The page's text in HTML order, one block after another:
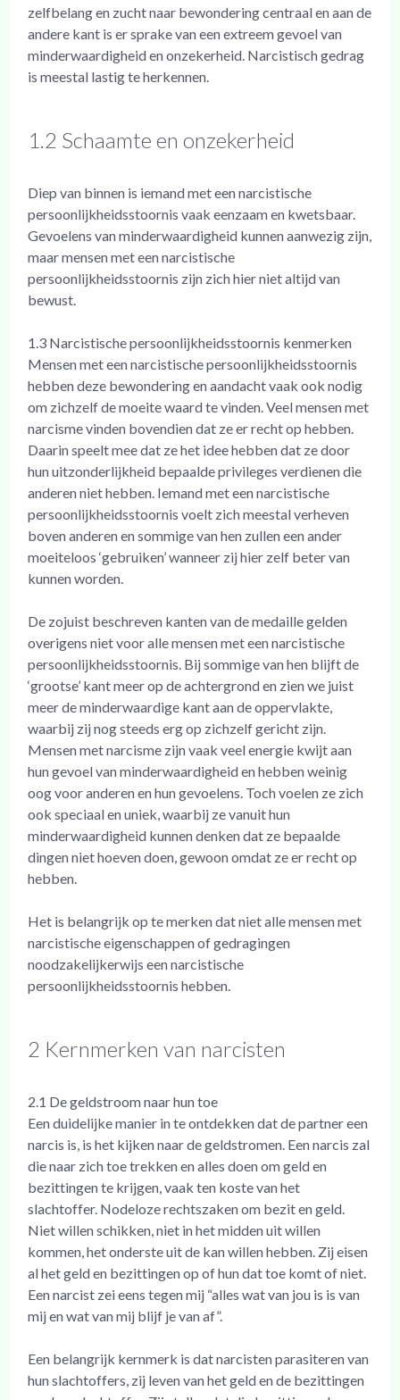
zelfbelang en zucht naar bewondering centraal en aan de
andere kant is er sprake van een extreem gevoel van
minderwaardigheid en onzekerheid. Narcistisch gedrag
is meestal lastig te herkennen.
1.2 Schaamte en onzekerheid
Diep van binnen is iemand met een narcistische
persoonlijkheidsstoornis vaak eenzaam en kwetsbaar.
Gevoelens van minderwaardigheid kunnen aanwezig zijn,
maar mensen met een narcistische
persoonlijkheidsstoornis zijn zich hier niet altijd van
bewust.
1.3 Narcistische persoonlijkheidsstoornis kenmerken
Mensen met een narcistische persoonlijkheidsstoornis
hebben deze bewondering en aandacht vaak ook nodig
om zichzelf de moeite waard te vinden. Veel mensen met
narcisme vinden bovendien dat ze er recht op hebben.
Daarin speelt mee dat ze het idee hebben dat ze door
hun uitzonderlijkheid bepaalde privileges verdienen die
anderen niet hebben. Iemand met een narcistische
persoonlijkheidsstoornis voelt zich meestal verheven
boven anderen en sommige van hen zullen een ander
moeiteloos ‘gebruiken’ wanneer zij hier zelf beter van
kunnen worden.
De zojuist beschreven kanten van de medaille gelden
overigens niet voor alle mensen met een narcistische
persoonlijkheidsstoornis. Bij sommige van hen blijft de
‘grootse’ kant meer op de achtergrond en zien we juist
meer de minderwaardige kant aan de oppervlakte,
waarbij zij nog steeds erg op zichzelf gericht zijn.
Mensen met narcisme zijn vaak veel energie kwijt aan
hun gevoel van minderwaardigheid en hebben weinig
oog voor anderen en hun gevoelens. Toch voelen ze zich
ook speciaal en uniek, waarbij ze vanuit hun
minderwaardigheid kunnen denken dat ze bepaalde
dingen niet hoeven doen, gewoon omdat ze er recht op
hebben.
Het is belangrijk op te merken dat niet alle mensen met
narcistische eigenschappen of gedragingen
noodzakelijkerwijs een narcistische
persoonlijkheidsstoornis hebben.
2 Kernmerken van narcisten
2.1 De geldstroom naar hun toe
Een duidelijke manier in te ontdekken dat de partner een
narcis is, is het kijken naar de geldstromen. Een narcis zal
die naar zich toe trekken en alles doen om geld en
bezittingen te krijgen, vaak ten koste van het
slachtoffer. Nodeloze rechtszaken om bezit en geld.
Niet willen schikken, niet in het midden uit willen
kommen, het onderste uit de kan willen hebben. Zij eisen
al het geld en bezittingen op of hun dat toe komt of niet.
Een narcist zei eens tegen mij “alles wat van jou is is van
mij en wat van mij blijf je van af”.
Een belangrijk kernmerk is dat narcisten parasiteren van
hun slachtoffers, zij leven van het geld en de bezittingen